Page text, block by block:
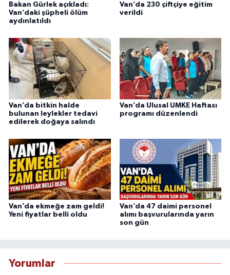
Bakan Gürlek açıkladı:
Van’daki şüpheli ölüm
aydınlatıldı
Van’da 230 çiftçiye eğitim
verildi
Van’da bitkin halde
bulunan leylekler tedavi
edilerek doğaya salındı
Van’da Ulusal UMKE Haftası
programı düzenlendi
Van’da ekmeğe zam geldi!
Yeni fiyatlar belli oldu
Van’da 47 daimi personel
alımı başvurularında yarın
son gün
Yorumlar